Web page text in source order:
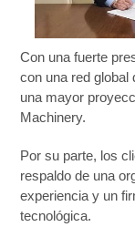
Con una fuerte
con una red global
una mayor
Machinery.
Por su parte, los
respaldo de una
experiencia y un
tecnológica.